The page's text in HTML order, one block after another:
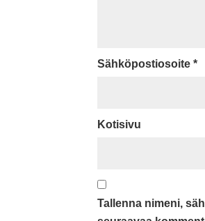
Sähköpostiosoite *
Kotisivu
Tallenna nimeni,